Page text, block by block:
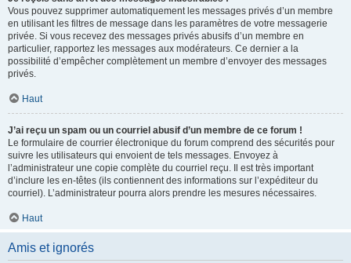
Vous pouvez supprimer automatiquement les messages privés d’un membre
en utilisant les filtres de message dans les paramètres de votre messagerie
privée. Si vous recevez des messages privés abusifs d’un membre en
particulier, rapportez les messages aux modérateurs. Ce dernier a la
possibilité d’empêcher complètement un membre d’envoyer des messages
privés.
Haut
J’ai reçu un spam ou un courriel abusif d’un membre de ce forum !
Le formulaire de courrier électronique du forum comprend des sécurités pour
suivre les utilisateurs qui envoient de tels messages. Envoyez à
l’administrateur une copie complète du courriel reçu. Il est très important
d’inclure les en-têtes (ils contiennent des informations sur l’expéditeur du
courriel). L’administrateur pourra alors prendre les mesures nécessaires.
Haut
Amis et ignorés